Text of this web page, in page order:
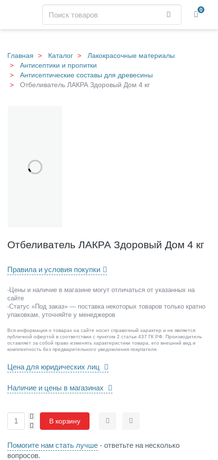
main
content
Найти 0
Главная Каталог
Лакокрасочные материалы
Антисептики и пропитки
Антисептические составы для древесины
Отбеливатель ЛАКРА Здоровый Дом 4 кг
К
Р
З
о
р
о
в
ы
й
Д
м
к
Отбеливатель ЛАКРА Здоровый Дом 4 кг
Наличие и цены в магазинах
Правила и условия покупки
-Цены и наличие в магазине могут отличаться от указанных на
сайте
-Статус «Под заказ» — поставка некоторых товаров только кратно
упаковкам, уточняйте у менеджеров
Вся информация о товарах на сайте носит справочный характер и не является
публичной офертой в соответствии с пунктом 2 статьи 437 ГК РФ. Производитель
оставляет за собой право изменять характеристики товара, его внешний вид и
комплектность без предварительного уведомления покупателя.
Цена для юридических лиц
-
+
В корзину СравнитьОтложить
Помогите нам стать лучше - ответьте на несколько
вопросов.